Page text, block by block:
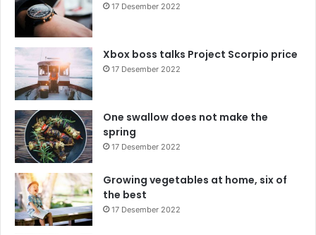
17 Desember 2022
Xbox boss talks Project Scorpio price
17 Desember 2022
One swallow does not make the
spring
17 Desember 2022
Growing vegetables at home, six of
the best
17 Desember 2022